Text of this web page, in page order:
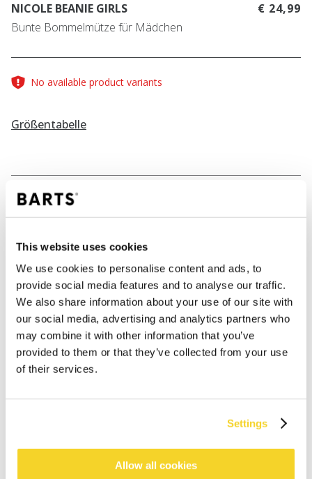
This website uses cookies
We use cookies to personalise content and ads, to
provide social media features and to analyse our traffic.
We also share information about your use of our site with
our social media, advertising and analytics partners who
may combine it with other information that you’ve
provided to them or that they’ve collected from your use
of their services.
Settings
Allow all cookies
NICOLE BEANIE GIRLS
Bunte Bommelmütze für Mädchen
€ 24,99
No available product variants
Größentabelle
FARBElilac
IN DEN WARENKORB
Bestellungen, die vor 12 Uhr MEZ (Montag bis
Freitag) bei uns eingehen, werden noch am selben
Tag versandt
Kostenlose Lieferung für Bestellungen über 50€
30 Tage Rückgaberecht